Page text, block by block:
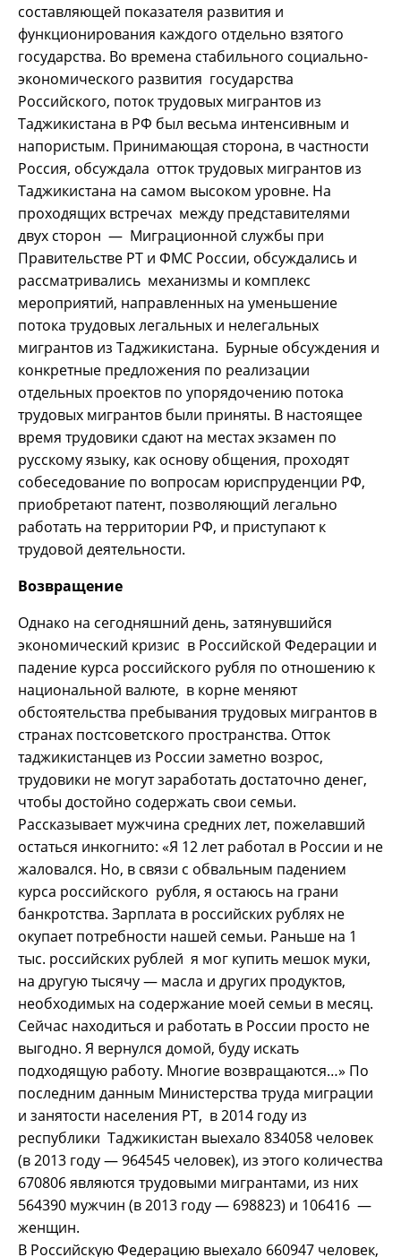
составляющей показателя развития и
функционирования каждого отдельно взятого
государства. Во времена стабильного социально-
экономического развития государства
Российского, поток трудовых мигрантов из
Таджикистана в РФ был весьма интенсивным и
напористым. Принимающая сторона, в частности
Россия, обсуждала отток трудовых мигрантов из
Таджикистана на самом высоком уровне. На
проходящих встречах между представителями
двух сторон — Миграционной службы при
Правительстве РТ и ФМС России, обсуждались и
рассматривались механизмы и комплекс
мероприятий, направленных на уменьшение
потока трудовых легальных и нелегальных
мигрантов из Таджикистана. Бурные обсуждения и
конкретные предложения по реализации
отдельных проектов по упорядочению потока
трудовых мигрантов были приняты. В настоящее
время трудовики сдают на местах экзамен по
русскому языку, как основу общения, проходят
собеседование по вопросам юриспруденции РФ,
приобретают патент, позволяющий легально
работать на территории РФ, и приступают к
трудовой деятельности.
Возвращение
Однако на сегодняшний день, затянувшийся
экономический кризис в Российской Федерации и
падение курса российского рубля по отношению к
национальной валюте, в корне меняют
обстоятельства пребывания трудовых мигрантов в
странах постсоветского пространства. Отток
таджикистанцев из России заметно возрос,
трудовики не могут заработать достаточно денег,
чтобы достойно содержать свои семьи.
Рассказывает мужчина средних лет, пожелавший
остаться инкогнито: «Я 12 лет работал в России и не
жаловался. Но, в связи с обвальным падением
курса российского рубля, я остаюсь на грани
банкротства. Зарплата в российских рублях не
окупает потребности нашей семьи. Раньше на 1
тыс. российских рублей я мог купить мешок муки,
на другую тысячу — масла и других продуктов,
необходимых на содержание моей семьи в месяц.
Сейчас находиться и работать в России просто не
выгодно. Я вернулся домой, буду искать
подходящую работу. Многие возвращаются…» По
последним данным Министерства труда миграции
и занятости населения РТ, в 2014 году из
республики Таджикистан выехало 834058 человек
(в 2013 году — 964545 человек), из этого количества
670806 являются трудовыми мигрантами, из них
564390 мужчин (в 2013 году — 698823) и 106416 —
женщин.
В Российскую Федерацию выехало 660947 человек,